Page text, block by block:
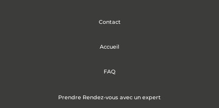
Contact
Accueil
FAQ
Prendre Rendez-vous avec un expert